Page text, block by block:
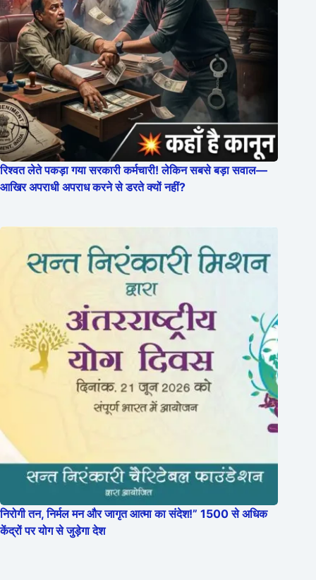
रिश्वत लेते पकड़ा गया सरकारी कर्मचारी! लेकिन सबसे बड़ा सवाल—
आखिर अपराधी अपराध करने से डरते क्यों नहीं?
निरोगी तन, निर्मल मन और जागृत आत्मा का संदेश!” 1500 से अधिक
केंद्रों पर योग से जुड़ेगा देश